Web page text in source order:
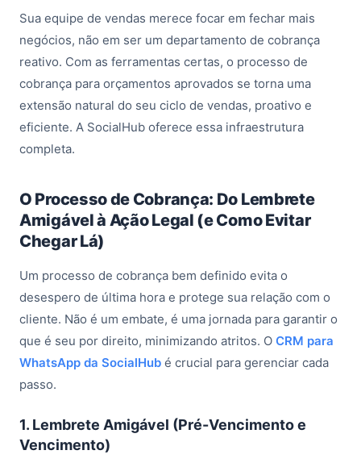
Sua equipe de vendas merece focar em fechar mais
negócios, não em ser um departamento de cobrança
reativo. Com as ferramentas certas, o processo de
cobrança para orçamentos aprovados se torna uma
extensão natural do seu ciclo de vendas, proativo e
eficiente. A SocialHub oferece essa infraestrutura
completa.
O Processo de Cobrança: Do Lembrete
Amigável à Ação Legal (e Como Evitar
Chegar Lá)
Um processo de cobrança bem definido evita o
desespero de última hora e protege sua relação com o
cliente. Não é um embate, é uma jornada para garantir o
que é seu por direito, minimizando atritos. O CRM para
WhatsApp da SocialHub é crucial para gerenciar cada
passo.
1. Lembrete Amigável (Pré-Vencimento e
Vencimento)